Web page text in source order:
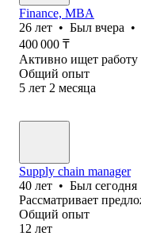
Finance, MBA
26 лет • Был вчера •
400 000 ₸
Активно ищет работу
Общий опыт
5 лет 2 месяца
Supply chain manager
40 лет • Был сегодня
Рассматривает
Общий опыт
12 лет